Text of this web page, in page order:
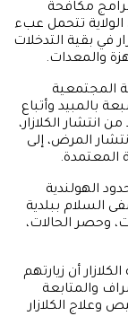
مكافحة
الولاية تتحمل عبء
في بقية التدخلات
والمعدات.
المجتمعية
بالمبيد وأتباع
انتشار الكلازار،
المرض، إلى
المعتمدة.
الهولندية
السلام ببلدية
وحصر الحالات،
أن زيارتهم
والمتابعة
وعلاج الكلازار